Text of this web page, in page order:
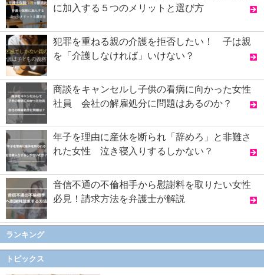
に加入する５つのメリットと選び方
犯罪を重ねる親の介護を拒否したい！ 子は親
を「介護しなければ」いけない？
商談をキャンセルし子供の看病に向かった女性
社員 会社の解雇処分に問題はあるのか？
年子を理由に産休を断られ「辞めろ」と非難さ
れた女性 泣き寝入りするしかない？
音信不通の不倫相手から慰謝料を取りたい女性
必見！請求方法を弁護士が解説
ランキング
トピックス